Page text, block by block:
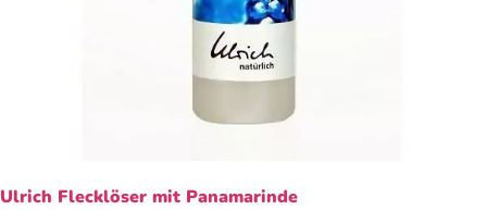
Ulrich Flecklöser mit Panamarinde